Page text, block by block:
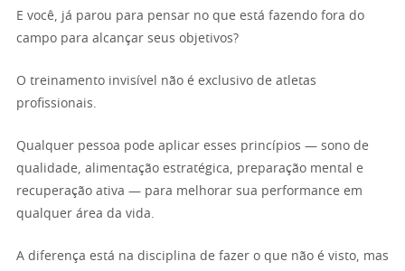
E você, já parou para pensar no que está fazendo fora do
campo para alcançar seus objetivos?
O treinamento invisível não é exclusivo de atletas
profissionais.
Qualquer pessoa pode aplicar esses princípios — sono de
qualidade, alimentação estratégica, preparação mental e
recuperação ativa — para melhorar sua performance em
qualquer área da vida.
A diferença está na disciplina de fazer o que não é visto, mas